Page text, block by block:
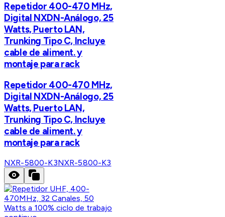
Repetidor 400-470 MHz,
Digital NXDN-Análogo, 25
Watts, Puerto LAN,
Trunking Tipo C, Incluye
cable de aliment. y
montaje para rack
Repetidor 400-470 MHz,
Digital NXDN-Análogo, 25
Watts, Puerto LAN,
Trunking Tipo C, Incluye
cable de aliment. y
montaje para rack
NXR-5800-K3NXR-5800-K3